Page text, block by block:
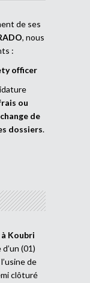
de ses
, nous
:
officer
ou
de
dossiers.
à Koubri
(01)
de
clôturé